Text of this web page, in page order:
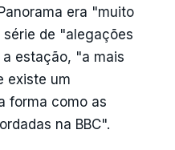
era "muito
de "alegações
estação, "a mais
existe um
forma como as
na BBC".